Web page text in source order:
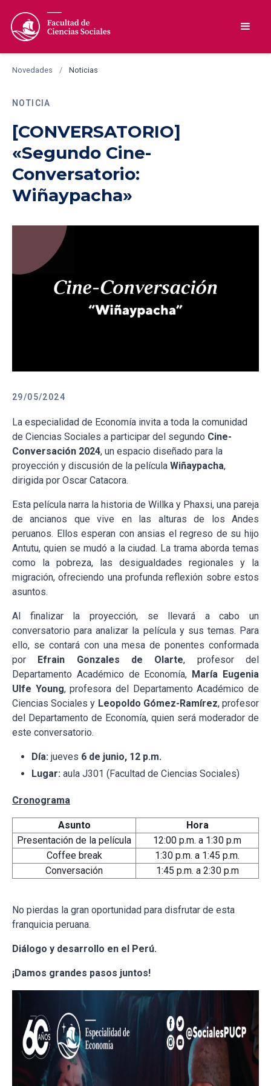
Novedades / Noticias
NOTICIA
[CONVERSATORIO]
«Segundo Cine-
Conversatorio:
Wiñaypacha»
29/05/2024
La especialidad de Economía invita a toda la comunidad
de Ciencias Sociales a participar del segundo Cine-
Conversación 2024, un espacio diseñado para la
proyección y discusión de la película Wiñaypacha,
dirigida por Oscar Catacora.
Esta película narra la historia de Willka y Phaxsi, una pareja
de ancianos que vive en las alturas de los Andes
peruanos. Ellos esperan con ansias el regreso de su hijo
Antutu, quien se mudó a la ciudad. La trama aborda temas
como la pobreza, las desigualdades regionales y la
migración, ofreciendo una profunda reflexión sobre estos
asuntos.
Al finalizar la proyección, se llevará a cabo un
conversatorio para analizar la película y sus temas. Para
ello, se contará con una mesa de ponentes conformada
por
Efrain Gonzales de Olarte, profesor del
Departamento Académico de Economía, María Eugenia
Ulfe Young, profesora del Departamento Académico de
Ciencias Sociales y Leopoldo Gómez-Ramírez, profesor
del Departamento de Economía, quien será moderador de
este conversatorio.
Día: jueves 6 de junio, 12 p.m.
Lugar: aula J301 (Facultad de Ciencias Sociales)
Cronograma
Asunto
Hora
Presentación de la película
12:00 p.m. a 1:30 p.m
Coffee break
1:30 p.m. a 1:45 p.m.
Conversación
1:45 p.m. a 2:30 p.m
No pierdas la gran oportunidad para disfrutar de esta
franquicia peruana.
Diálogo y desarrollo en el Perú.
¡Damos grandes pasos juntos!